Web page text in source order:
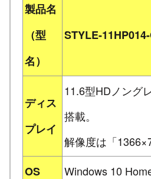
製品名
（型
名）
STYLE-
ディス
プレイ
11.6型HDノング
搭載。
解像度は「
OS
Windows 10